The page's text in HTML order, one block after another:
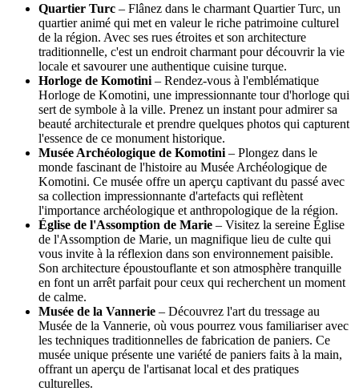
Quartier Turc – Flânez dans le charmant Quartier Turc, un
quartier animé qui met en valeur le riche patrimoine culturel
de la région. Avec ses rues étroites et son architecture
traditionnelle, c'est un endroit charmant pour découvrir la vie
locale et savourer une authentique cuisine turque.
Horloge de Komotini – Rendez-vous à l'emblématique
Horloge de Komotini, une impressionnante tour d'horloge qui
sert de symbole à la ville. Prenez un instant pour admirer sa
beauté architecturale et prendre quelques photos qui capturent
l'essence de ce monument historique.
Musée Archéologique de Komotini – Plongez dans le
monde fascinant de l'histoire au Musée Archéologique de
Komotini. Ce musée offre un aperçu captivant du passé avec
sa collection impressionnante d'artefacts qui reflètent
l'importance archéologique et anthropologique de la région.
Église de l'Assomption de Marie – Visitez la sereine Église
de l'Assomption de Marie, un magnifique lieu de culte qui
vous invite à la réflexion dans son environnement paisible.
Son architecture époustouflante et son atmosphère tranquille
en font un arrêt parfait pour ceux qui recherchent un moment
de calme.
Musée de la Vannerie – Découvrez l'art du tressage au
Musée de la Vannerie, où vous pourrez vous familiariser avec
les techniques traditionnelles de fabrication de paniers. Ce
musée unique présente une variété de paniers faits à la main,
offrant un aperçu de l'artisanat local et des pratiques
culturelles.